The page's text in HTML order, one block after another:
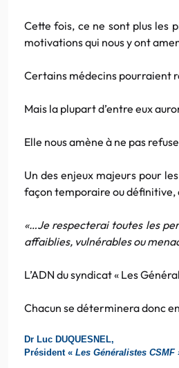
Cette fois, ce ne sont plus les
motivations qui nous y ont
Certains médecins pourraient
Mais la plupart d’entre eux
Elle nous amène à ne pas
Un des enjeux majeurs pour
façon temporaire ou définitive,
«…Je respecterai toutes les
affaiblies, vulnérables ou
L’ADN du syndicat « Les
Chacun se déterminera donc
Dr Luc DUQUESNEL,
Président « Les Généralistes CSMF